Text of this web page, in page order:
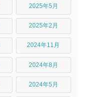
2025年5月
2025年2月
2024年11月
2024年8月
2024年5月